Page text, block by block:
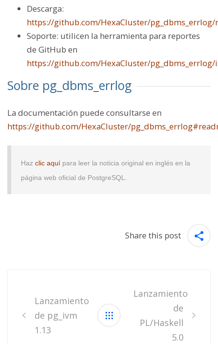
Descarga:
https://github.com/HexaCluster/pg_dbms_errlog/
Soporte: utilicen la herramienta para reportes
de GitHub en
https://github.com/HexaCluster/pg_dbms_errlog/
Sobre pg_dbms_errlog
La documentación puede consultarse en
https://github.com/HexaCluster/
Haz clic aquí para leer la noticia original en inglés en la
página web oficial de PostgreSQL.
Share this post
Lanzamiento
de pg_ivm
1.13
Lanzamiento
de
PL/Haskell
5.0